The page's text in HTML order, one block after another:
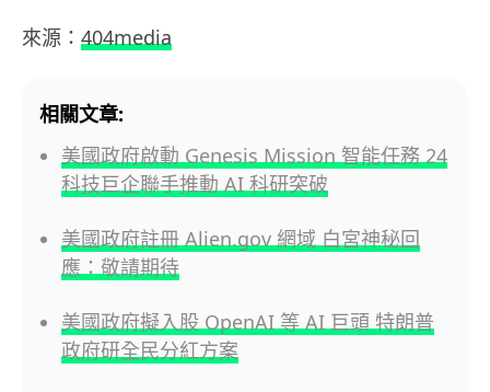
來源： 404media
相關文章:
美國政府啟動 Genesis Mission 智能任務 24
科技巨企聯手推動 AI 科研突破
美國政府註冊 Alien.gov 網域 白宮神秘回
應：敬請期待
美國政府擬入股 OpenAI 等 AI 巨頭 特朗普
政府研全民分紅方案